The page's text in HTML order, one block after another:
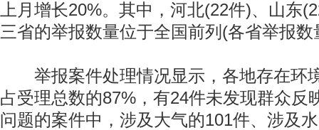
上月增长20%。其中，河北(22件)、山东
三省的举报数量位于全国前列(各省举报
举报案件处理情况显示，各地存在环
占受理总数的87%，有24件未发现群众反
问题的案件中，涉及大气的101件、涉及